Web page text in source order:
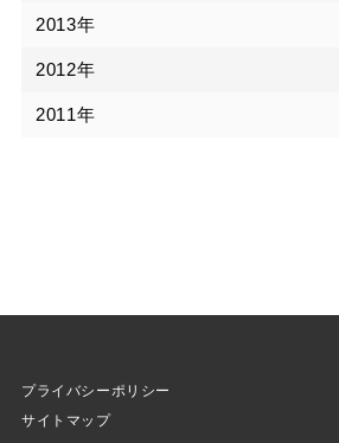
2013年
2012年
2011年
プライバシーポリシー
サイトマップ